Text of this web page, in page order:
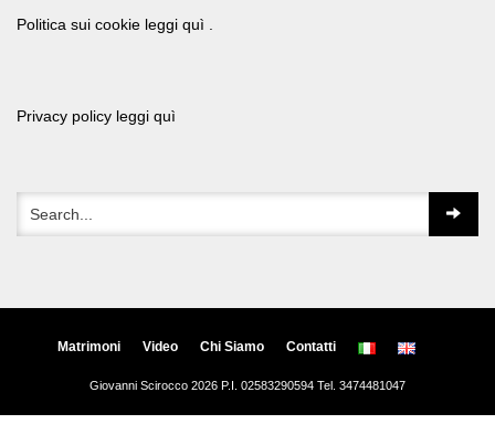
Politica sui cookie leggi quì .
Privacy policy leggi quì
Matrimoni Video Chi Siamo Contatti
Giovanni Scirocco 2026 P.I. 02583290594 Tel. 3474481047